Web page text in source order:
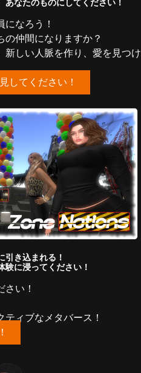
なたのものにしてください！
なろう！
仲間になりますか？
しい人脈を作り、愛を見つけ
してください！
引き込まれる！
験に浸ってください！
い！
ィブなメタバース！